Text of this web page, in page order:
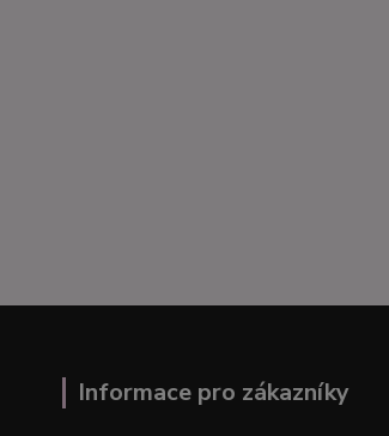
Informace pro zákazníky